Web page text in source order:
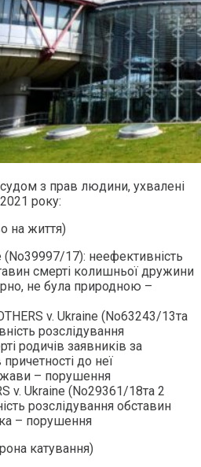
з прав людини, ухвалені
року:
на життя)
(No39997/17): неефективність
смерті колишньої дружини
не була природною –
v. Ukraine (No63243/13та
розслідування
родичів заявників за
причетності до неї
– порушення
v. Ukraine (No29361/18та 2
розслідування обставин
– порушення
катування)